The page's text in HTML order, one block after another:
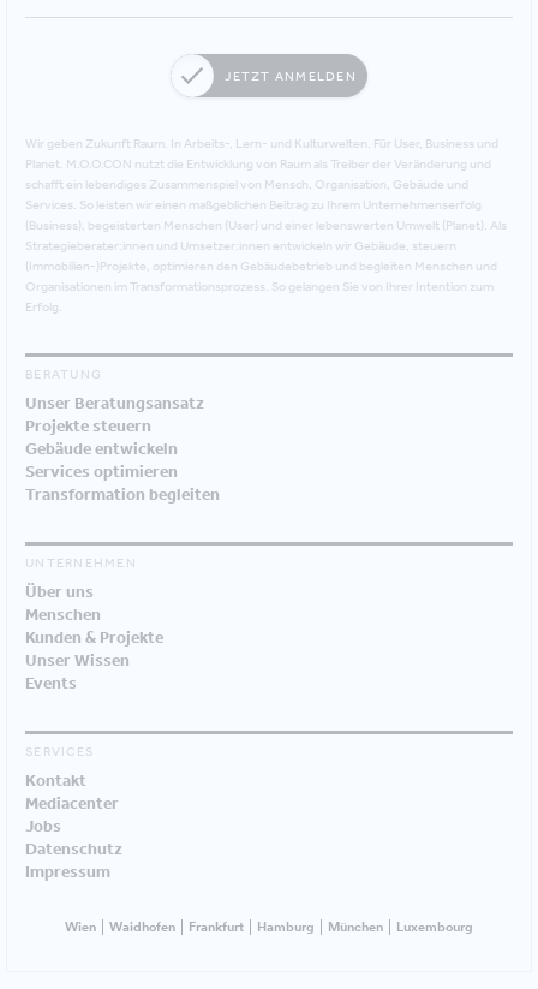
JETZT ANMELDEN
Wir geben Zukunft Raum. In Arbeits-, Lern- und Kulturwelten. Für User, Business und
Planet. M.O.O.CON nutzt die Entwicklung von Raum als Treiber der Veränderung und
schafft ein lebendiges Zusammenspiel von Mensch, Organisation, Gebäude und
Services. So leisten wir einen maßgeblichen Beitrag zu Ihrem Unternehmenserfolg
(Business), begeisterten Menschen (User) und einer lebenswerten Umwelt (Planet). Als
Strategieberater:innen und Umsetzer:innen entwickeln wir Gebäude, steuern
(Immobilien-)Projekte, optimieren den Gebäudebetrieb und begleiten Menschen und
Organisationen im Transformationsprozess. So gelangen Sie von Ihrer Intention zum
Erfolg.
BERATUNG
Unser Beratungsansatz
Projekte steuern
Gebäude entwickeln
Services optimieren
Transformation begleiten
UNTERNEHMEN
Über uns
Menschen
Kunden & Projekte
Unser Wissen
Events
SERVICES
Kontakt
Mediacenter
Jobs
Datenschutz
Impressum
Wien Waidhofen Frankfurt Hamburg München Luxembourg